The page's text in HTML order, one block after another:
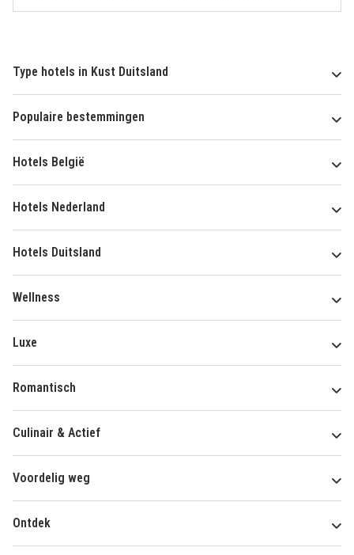
Type hotels in Kust Duitsland
Populaire bestemmingen
Hotels België
Hotels Nederland
Hotels Duitsland
Wellness
Luxe
Romantisch
Culinair & Actief
Voordelig weg
Ontdek